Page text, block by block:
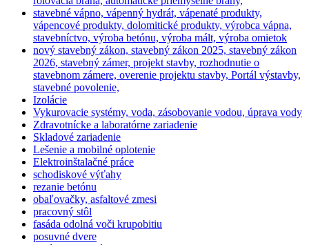
stavebné vápno, vápenný hydrát, vápenaté produkty,
vápencové produkty, dolomitické produkty, výrobca vápna,
stavebníctvo, výroba betónu, výroba mált, výroba omietok
nový stavebný zákon, stavebný zákon 2025, stavebný zákon
2026, stavebný zámer, projekt stavby, rozhodnutie o
stavebnom zámere, overenie projektu stavby, Portál výstavby,
stavebné povolenie,
Izolácie
Vykurovacie systémy, voda, zásobovanie vodou, úprava vody
Zdravotnícke a laboratórne zariadenie
Skladové zariadenie
Lešenie a mobilné oplotenie
Elektroinštalačné práce
schodiskové výťahy
rezanie betónu
obaľovačky, asfaltové zmesi
pracovný stôl
fasáda odolná voči krupobitiu
posuvné dvere